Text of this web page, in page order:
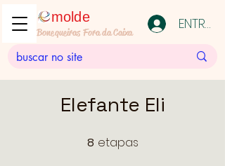
molde
Bonequeiras Fora da Caixa ENTRAR
Elefante Eli
8 etapas